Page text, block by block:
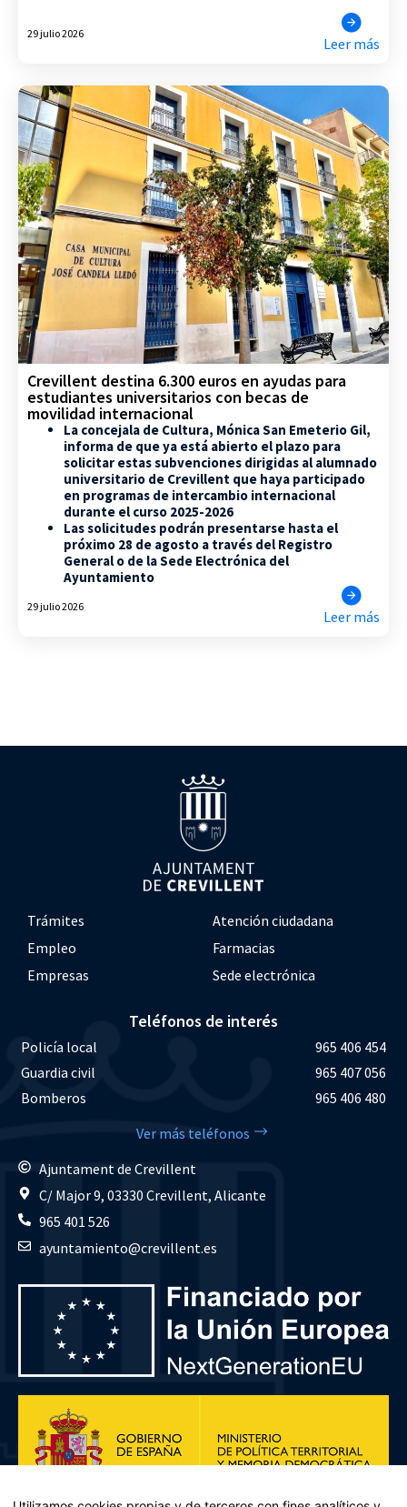
29 julio 2026
Leer más
Crevillent destina 6.300 euros en ayudas para
estudiantes universitarios con becas de
movilidad internacional
La concejala de Cultura, Mónica San Emeterio Gil,
informa de que ya está abierto el plazo para
solicitar estas subvenciones dirigidas al alumnado
universitario de Crevillent que haya participado
en programas de intercambio internacional
durante el curso 2025-2026
Las solicitudes podrán presentarse hasta el
próximo 28 de agosto a través del Registro
General o de la Sede Electrónica del
Ayuntamiento
29 julio 2026
Leer más
Trámites
Atención ciudadana
Empleo
Farmacias
Empresas
Sede electrónica
Teléfonos de interés
Policía local
965 406 454
Guardia civil
965 407 056
Bomberos
965 406 480
Ver más teléfonos
Ajuntament de Crevillent
C/ Major 9, 03330 Crevillent, Alicante
965 401 526
ayuntamiento@crevillent.es